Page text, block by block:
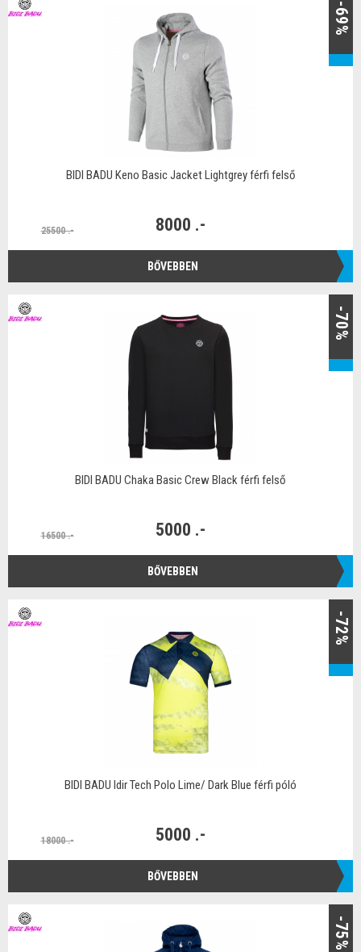
-69%
BIDI BADU Keno Basic Jacket Lightgrey férfi felső
25500 .- 8000 .-
BŐVEBBEN
-70%
BIDI BADU Chaka Basic Crew Black férfi felső
16500 .- 5000 .-
BŐVEBBEN
-72%
BIDI BADU Idir Tech Polo Lime/ Dark Blue férfi póló
18000 .- 5000 .-
BŐVEBBEN
-75%